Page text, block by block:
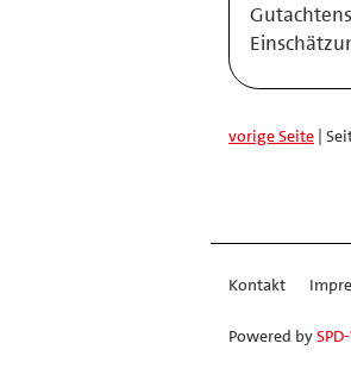
vorige Seite |
Kontakt
Powered by